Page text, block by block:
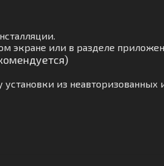
экране или в разделе
из неавторизованных